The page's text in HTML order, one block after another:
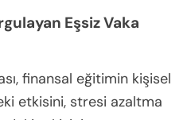
eğitim programlarına
yaşadığını
bireyleri bilgi ile